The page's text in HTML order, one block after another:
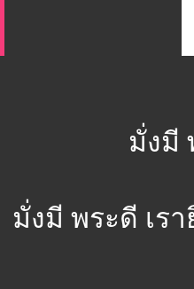
มั่งมี
มั่งมี พระดี เร